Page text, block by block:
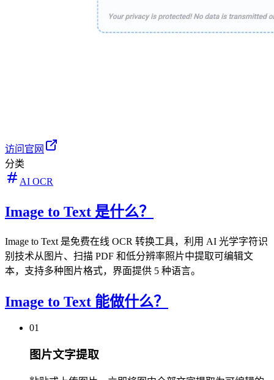
访问官网
分类
AI OCR
Image to Text 是什么？
Image to Text 是免费在线 OCR 转换工具，利用 AI 光学字符识
别技术从图片、扫描 PDF 和低分辨率照片中提取可编辑文
本，支持多种图片格式，界面提供 5 种语言。
Image to Text 能做什么？
01
图片文字提取